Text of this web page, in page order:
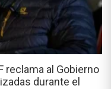
reclama al Gobierno
durante el